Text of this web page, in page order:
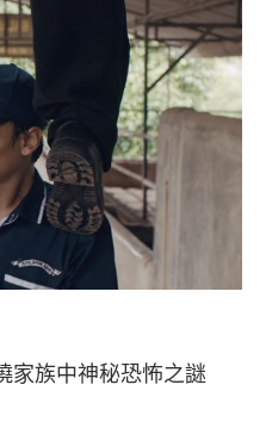
家族中神秘恐怖之謎